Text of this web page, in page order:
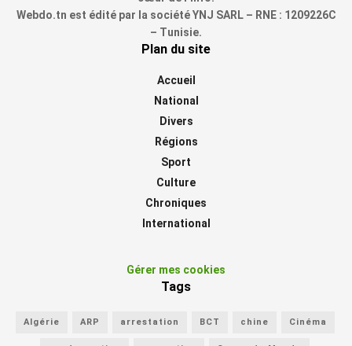
Webdo.tn est édité par la société YNJ SARL – RNE : 1209226C
– Tunisie.
Plan du site
Accueil
National
Divers
Régions
Sport
Culture
Chroniques
International
Gérer mes cookies
Tags
Algérie ARP arrestation BCT chine Cinéma